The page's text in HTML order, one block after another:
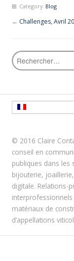
Category: Blog
← Challenges, Avril
© 2016 Claire
conseil en
publiques dans les
bijouterie,
digitale. Relations-
matériaux de
d’appellations